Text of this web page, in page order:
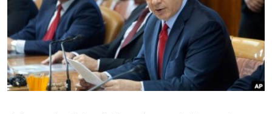
ᲡᲢᲣᲓᲘᲐ ᲕᲐᲨᲘᲜᲒᲢᲝᲜᲘ
ᲔᲙᲝᲜᲝᲛᲘᲙᲐ
ᲯᲐᲜᲛᲠᲗᲔᲚᲝᲑᲐ
ᲛᲔᲪᲜᲘᲔᲠᲔᲑᲐ
ᲘᲜᲢᲔᲠᲕᲘᲣ
Learning English
ᲗᲕᲐᲚᲘ ᲒᲕᲐᲓᲔᲕᲜᲔᲗ